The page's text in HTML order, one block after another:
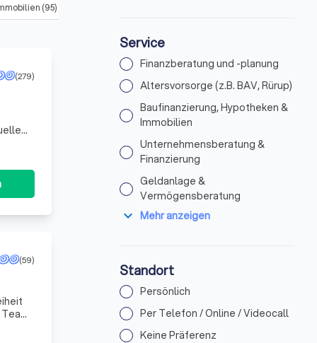
(95)
(279)
(59)
Service
Finanzberatung und -planung
Altersvorsorge (z.B. BAV, Rürup)
Baufinanzierung, Hypotheken &
Immobilien
Unternehmensberatung &
Finanzierung
Geldanlage &
Vermögensberatung
expand_more Mehr anzeigen
Standort
Persönlich
Per Telefon / Online / Videocall
Keine Präferenz